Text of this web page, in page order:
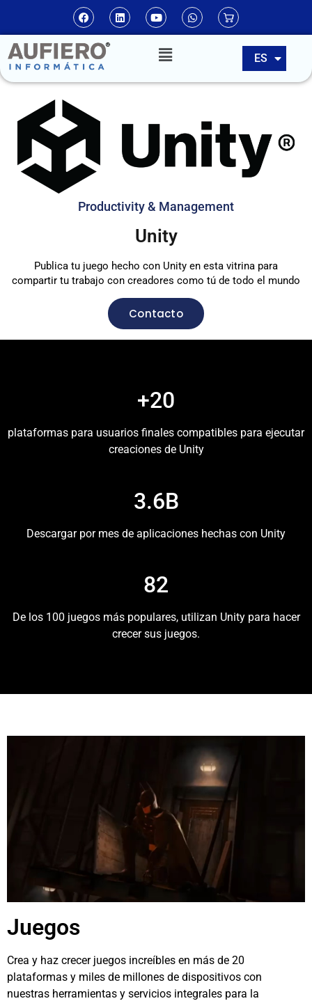
ES
EN
PT
Productivity & Management
Unity
Publica tu juego hecho con Unity en esta vitrina para
compartir tu trabajo con creadores como tú de todo el mundo
Contacto
+20
plataformas para usuarios finales compatibles para ejecutar
creaciones de Unity
3.6B
Descargar por mes de aplicaciones hechas con Unity
82
De los 100 juegos más populares, utilizan Unity para hacer
crecer sus juegos.
Juegos
Crea y haz crecer juegos increíbles en más de 20
plataformas y miles de millones de dispositivos con
nuestras herramientas y servicios integrales para la